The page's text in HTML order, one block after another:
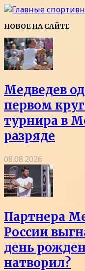
НОВОЕ НА САЙТЕ
Медведев
первом
турнира в
разряде
08.08.2026
Партнера
России
день
натворил?